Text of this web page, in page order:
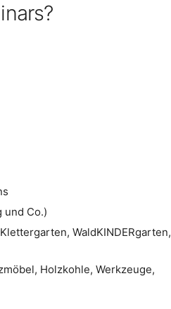
und Co.)
WaldKINDERgarten,
Holzkohle, Werkzeuge,